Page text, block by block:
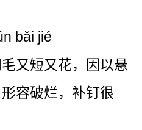
bǎi jié
又短又花，因以悬
容破烂，补钉很